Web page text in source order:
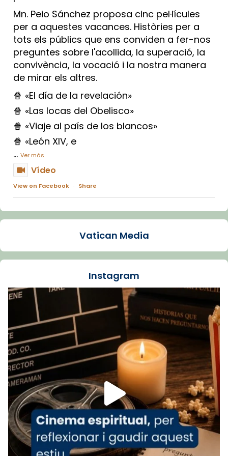
Mn. Peio Sánchez proposa cinc pel·lícules
per a aquestes vacances. Històries per a
tots els públics que ens conviden a fer-nos
preguntes sobre l'acollida, la superació, la
convivència, la vocació i la nostra manera
de mirar els altres.
🍿 «El día de la revelación»
🍿 «Las locas del Obelisco»
🍿 «Viaje al país de los blancos»
🍿 «León XIV, e
... Ver más
Vídeo
View on Facebook · Share
Arquebisbat de Barcelona
La Carmina va patir depressió. Fa gairebé
dos mesos, a l'Estadi Lluís Companys, la
Recupera l'entrevista comp
Vatican
tican News 👇
www.vaticannews.va/es/iglesia/news/2026-
07/carmina-historia-depresion-papa-viaje-
espana-testimoni...
Foto
View on Facebook · Share
Arquebisbat de Barcelona
1 week ago
«Avui les santes Juliana i Semproniana ens
Vatican Media
Instagram